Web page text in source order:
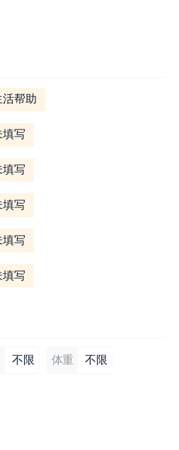
活帮助
填写
填写
填写
填写
填写
不限 体重 不限